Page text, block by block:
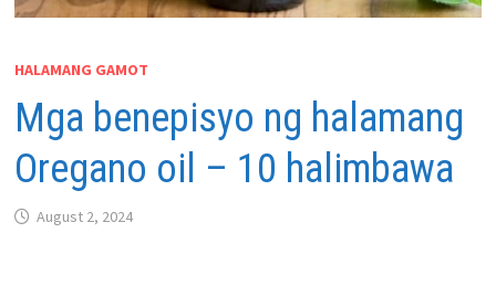
HALAMANG GAMOT
Mga benepisyo ng halamang
Oregano oil – 10 halimbawa
August 2, 2024